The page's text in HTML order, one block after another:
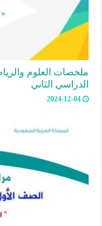
ملخصات العلوم
الدراسي الثاني
2024-12-04